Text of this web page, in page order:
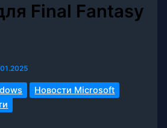
Final Fantasy
Новости Microsoft